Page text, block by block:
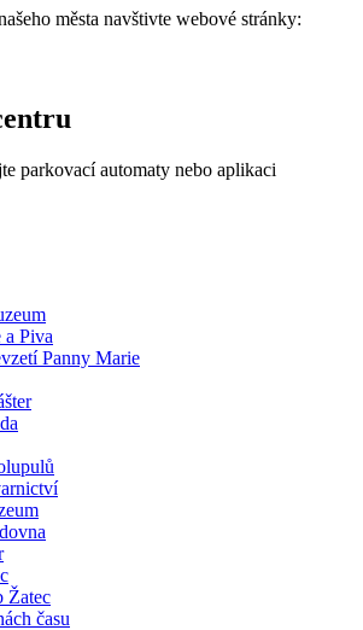
města navštivte webové stránky:
parkovací automaty nebo aplikaci
a Piva
Panny Marie
Žatec
času